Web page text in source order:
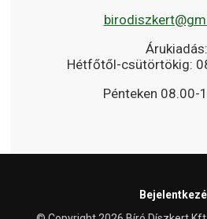
Árukiadás:
Hétfőtől-csütörtökig:
Pénteken 08.00-